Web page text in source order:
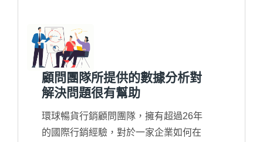
顧問團隊所提供的數據分析對
解決問題很有幫助
環球暢貨行銷顧問團隊，擁有超過26年
的國際行銷經驗，對於一家企業如何在